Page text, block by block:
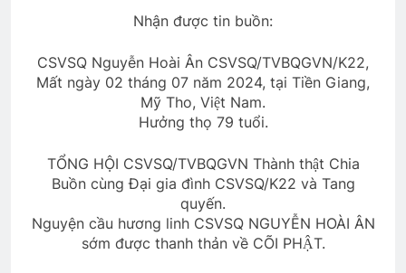
3 Years Ago
Vẫy tay ngậm ngùi
2 Years Ago
MÙA XUÂN, NGHĨ VỀ HẠNH PHÚC
3 Years Ago
Nhận được tin buồn:
CSVSQ Nguyễn Hoài Ân CSVSQ/TVBQGVN/K22,
Mất ngày 02 tháng 07 năm 2024, tại Tiền Giang,
Mỹ Tho, Việt Nam.
Hưởng thọ 79 tuổi.
TỔNG HỘI CSVSQ/TVBQGVN Thành thật Chia
Buồn cùng Đại gia đình CSVSQ/K22 và Tang
quyến.
Nguyện cầu hương linh CSVSQ NGUYỄN HOÀI ÂN
sớm được thanh thản về CÕI PHẬT.